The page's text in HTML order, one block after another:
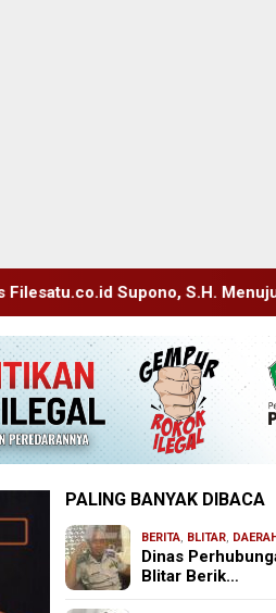
Menuju Tanah Suci,
PALING BANYAK DIBACA
BERITA, BLITAR, DAERAH
Dinas
Blitar Berik…